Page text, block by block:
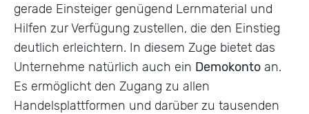
gerade Einsteiger genügend Lernmaterial und
Hilfen zur Verfügung zustellen, die den Einstieg
deutlich erleichtern. In diesem Zuge bietet das
Unternehme natürlich auch ein Demokonto an.
Es ermöglicht den Zugang zu allen
Handelsplattformen und darüber zu tausenden